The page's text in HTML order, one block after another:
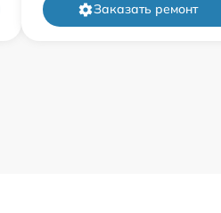
Заказать ремонт